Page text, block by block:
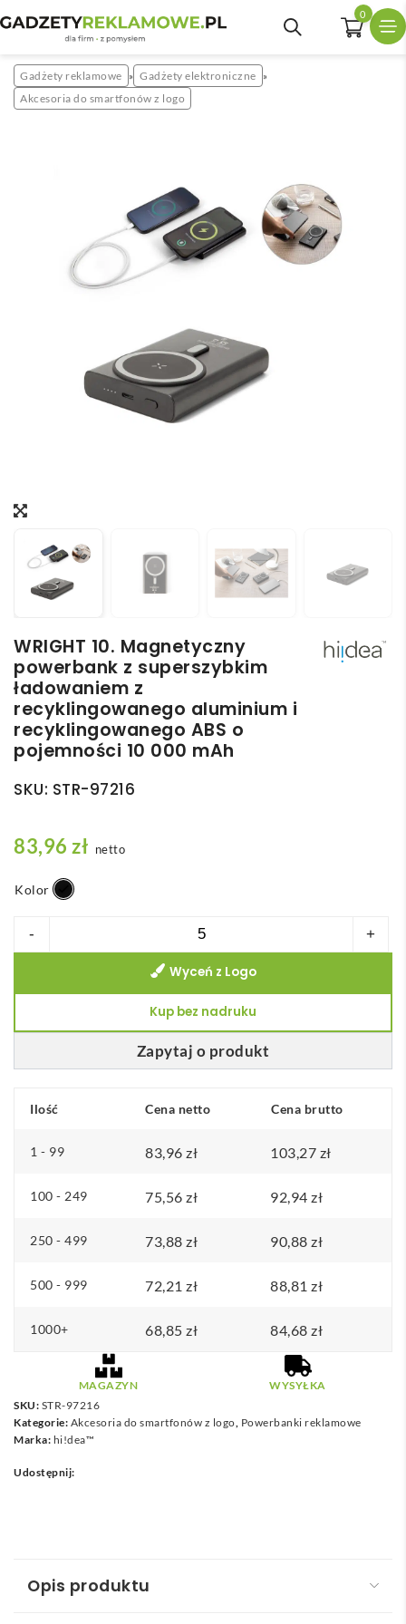
0
Gadżety reklamowe » Gadżety elektroniczne »
Akcesoria do smartfonów z logo
WRIGHT 10. Magnetyczny
powerbank z superszybkim
ładowaniem z
recyklingowanego aluminium i
recyklingowanego ABS o
pojemności 10 000 mAh
SKU: STR-97216
83,96 zł netto
Kolor
-
WRIGHT
superszybkim
recyklingowanego
ABS
pojemności
+
Zapytaj o produkt
Wyceń z Logo
Kup bez nadruku
Ilość Cena netto Cena brutto
1 - 99 83,96 zł 103,27 zł
100 - 249 75,56 zł 92,94 zł
250 - 499 73,88 zł 90,88 zł
500 - 999 72,21 zł 88,81 zł
1000+ 68,85 zł 84,68 zł
MAGAZYN
WYSYŁKA
SKU: STR-97216
Kategorie: Akcesoria do smartfonów z logo, Powerbanki reklamowe
Marka: hi!dea™
Udostępnij:
Opis produktu